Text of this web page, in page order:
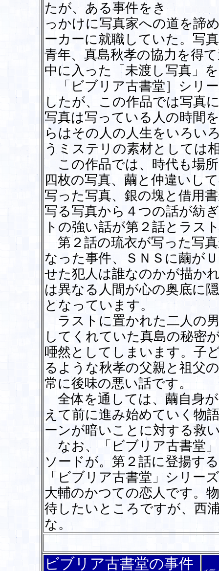
たが、ある事件をき
っかけに写真家への道を諦
ーカーに就職していた。写
青年、真島秋孝の協力を得
中に入った「未渡し写真」
「ビブリア古書堂］シリ
したが、この作品では写真
写真は写っている人の時間
らはその人の人生をいろい
うミステリの素材としては
この作品では、時代も場
四枚の写真、繭と仲違いし
写った写真、銀の塊と借用
写る写真から４つの話が紡
トの強い話が第２話とラス
第２話の琉衣が写った写
なった事件、ＳＮＳに繭が
せた犯人は誰なのかが描か
は異なる人間が心の奥底に
となっています。
ラストに置かれた二人の
してくれていた真島の秘密
唖然としてしまいます。子
るような秋孝の父親と祖父
常に後味の悪い話です。
全体を通しては、繭自身
えて前に進み始めていく物
ーンが暗いことに対する救
なお、「ビブリア古書堂
ソードが。第２話に登揚す
「ビブリア古書堂」シリー
大輔のかつての恋人です。
待したいところですが、西
な。
ビブリア古書堂の事件